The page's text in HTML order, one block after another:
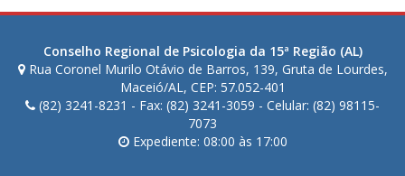
Conselho Regional de Psicologia da 15ª Região (AL)
Rua Coronel Murilo Otávio de Barros, 139, Gruta de Lourdes,
Maceió/AL, CEP: 57.052-401
(82) 3241-8231 - Fax: (82) 3241-3059 - Celular: (82) 98115-
7073
Expediente: 08:00 às 17:00